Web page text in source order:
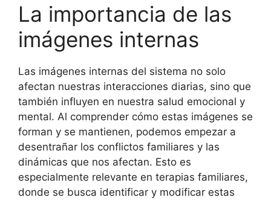
La importancia de las
imágenes internas
Las imágenes internas del sistema no solo
afectan nuestras interacciones diarias, sino que
también influyen en nuestra salud emocional y
mental. Al comprender cómo estas imágenes se
forman y se mantienen, podemos empezar a
desentrañar los conflictos familiares y las
dinámicas que nos afectan. Esto es
especialmente relevante en terapias familiares,
donde se busca identificar y modificar estas